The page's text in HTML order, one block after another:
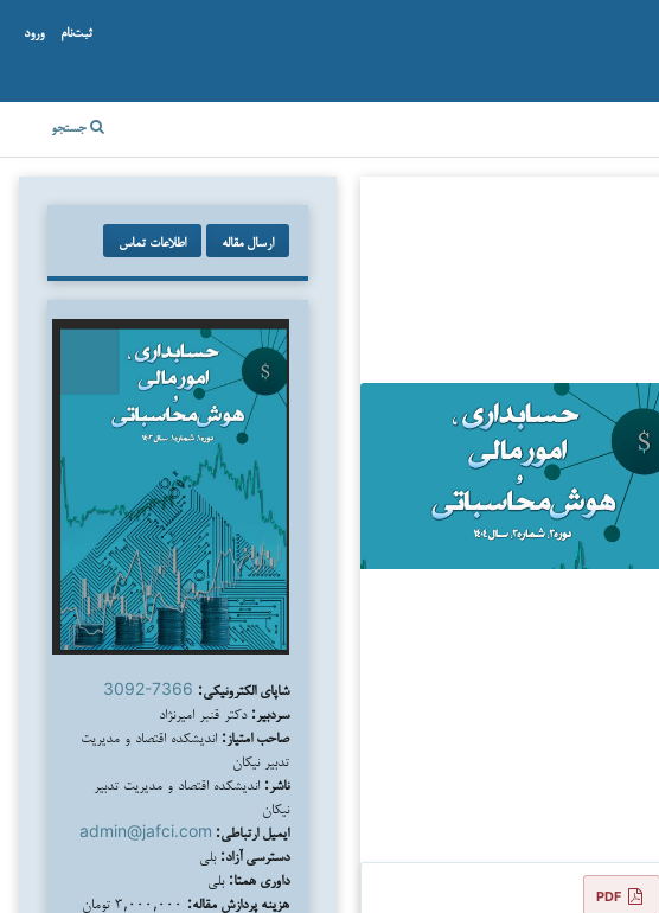
جستجو
ثبت‌نام ورود
PDF
ارسال مقاله اطلاعات تماس
شاپای الکترونیکی: 3092-7366
سردبیر: دکتر قنبر امیرنژاد
صاحب امتیاز: اندیشکده اقتصاد و مدیریت
تدبیر نیکان
ناشر: اندیشکده اقتصاد و مدیریت تدبیر
نیکان
ایمیل ارتباطی: admin@jafci.com
دسترسی آزاد: بلی
داوری همتا: بلی
هزینه پردازش مقاله: